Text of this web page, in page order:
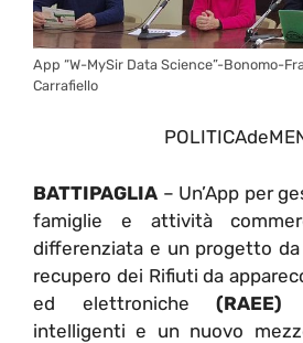
App “W-MySir Data Science”-Bonomo-
Carrafiello
BATTIPAGLIA – Un’App per
famiglie e attività
differenziata e un progetto
recupero dei Rifiuti da
ed elettroniche (RAEE)
intelligenti e un nuovo